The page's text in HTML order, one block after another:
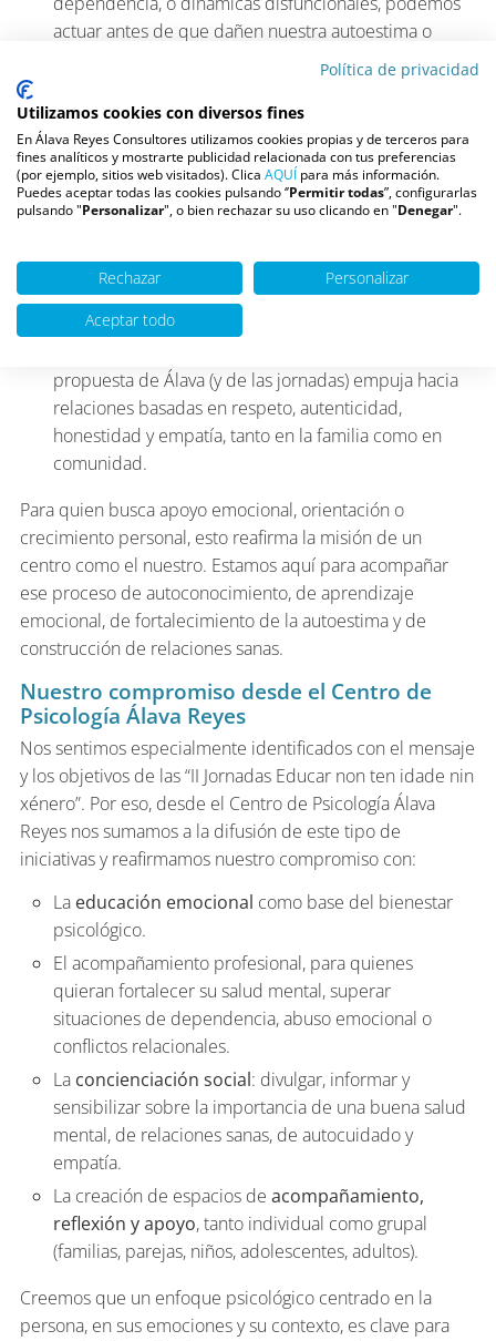
actuar antes de que dañen nuestra autoestima o
es sólo tarea del individuo: educar desde la infancia
en inteligencia emocional, empatía y autocuidado es
fundamental.
Valoración del acompañamiento profesional. La
profesionales que ayuden a reflexionar sobre
relaciones, límites, y autocuidado emocional es una
forma de vincular salud y calidad de vida.
propuesta de Álava (y de las jornadas) empuja hacia
relaciones basadas en respeto, autenticidad,
honestidad y empatía, tanto en la familia como en
comunidad.
Para quien busca apoyo emocional, orientación o
crecimiento personal, esto reafirma la misión de un
centro como el nuestro. Estamos aquí para acompañar
ese proceso de autoconocimiento, de aprendizaje
emocional, de fortalecimiento de la autoestima y de
construcción de relaciones sanas.
Nuestro compromiso desde el Centro de
Psicología Álava Reyes
Nos sentimos especialmente identificados con el mensaje
y los objetivos de las “II Jornadas Educar non ten idade nin
xénero”. Por eso, desde el Centro de Psicología Álava
Reyes nos sumamos a la difusión de este tipo de
iniciativas y reafirmamos nuestro compromiso con:
La educación emocional como base del bienestar
psicológico.
El acompañamiento profesional, para quienes
quieran fortalecer su salud mental, superar
situaciones de dependencia, abuso emocional o
conflictos relacionales.
La concienciación social: divulgar, informar y
sensibilizar sobre la importancia de una buena salud
mental, de relaciones sanas, de autocuidado y
empatía.
La creación de espacios de acompañamiento,
reflexión y apoyo, tanto individual como grupal
(familias, parejas, niños, adolescentes, adultos).
Creemos que un enfoque psicológico centrado en la
persona, en sus emociones y su contexto, es clave para
Política de privacidad
Utilizamos cookies con diversos fines
En Álava Reyes Consultores utilizamos cookies propias y de terceros para
fines analíticos y mostrarte publicidad relacionada con tus preferencias
(por ejemplo, sitios web visitados). Clica AQUÍ para más información.
Puedes aceptar todas las cookies pulsando ‘’Permitir todas”, configurarlas
pulsando "Personalizar", o bien rechazar su uso clicando en "Denegar".
Rechazar
Personalizar
Aceptar todo